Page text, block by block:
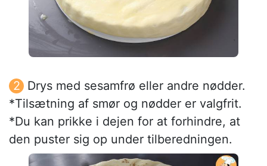
Drys med sesamfrø eller andre nødder.
*Tilsætning af smør og nødder er valgfrit.
*Du kan prikke i dejen for at forhindre, at
den puster sig op under tilberedningen.